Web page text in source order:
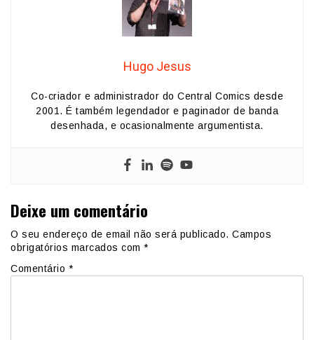
Hugo Jesus
Co-criador e administrador do Central Comics desde
2001. É também legendador e paginador de banda
desenhada, e ocasionalmente argumentista.
Deixe um comentário
O seu endereço de email não será publicado. Campos
obrigatórios marcados com *
Comentário *